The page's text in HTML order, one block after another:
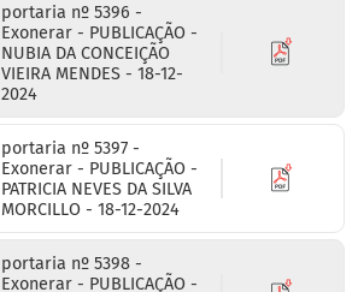
portaria nº 5396 -
Exonerar - PUBLICAÇÃO -
NUBIA DA CONCEIÇÃO
VIEIRA MENDES - 18-12-
2024
portaria nº 5397 -
Exonerar - PUBLICAÇÃO -
PATRICIA NEVES DA SILVA
MORCILLO - 18-12-2024
portaria nº 5398 -
Exonerar - PUBLICAÇÃO -